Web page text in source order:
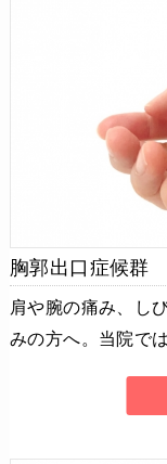
胸郭出口症候群
肩や腕の痛み、し
みの方へ。当院で